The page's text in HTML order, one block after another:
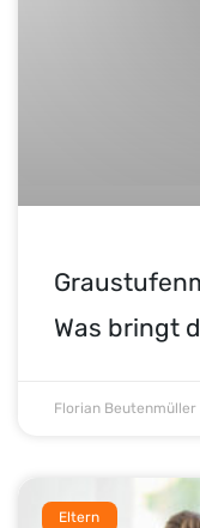
Was bringt
Florian Beutenmüller
Eltern